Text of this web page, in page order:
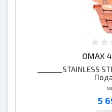
OMAX
_______STAINLESS
5